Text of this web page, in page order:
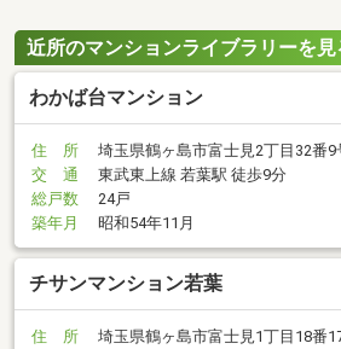
近所のマンションライブラリーを見
わかば台マンション
住 所
埼玉県鶴ヶ島市富士見2丁目32番9
交 通
東武東上線 若葉駅 徒歩9分
総戸数
24戸
築年月
昭和54年11月
チサンマンション若葉
住 所
埼玉県鶴ヶ島市富士見1丁目18番